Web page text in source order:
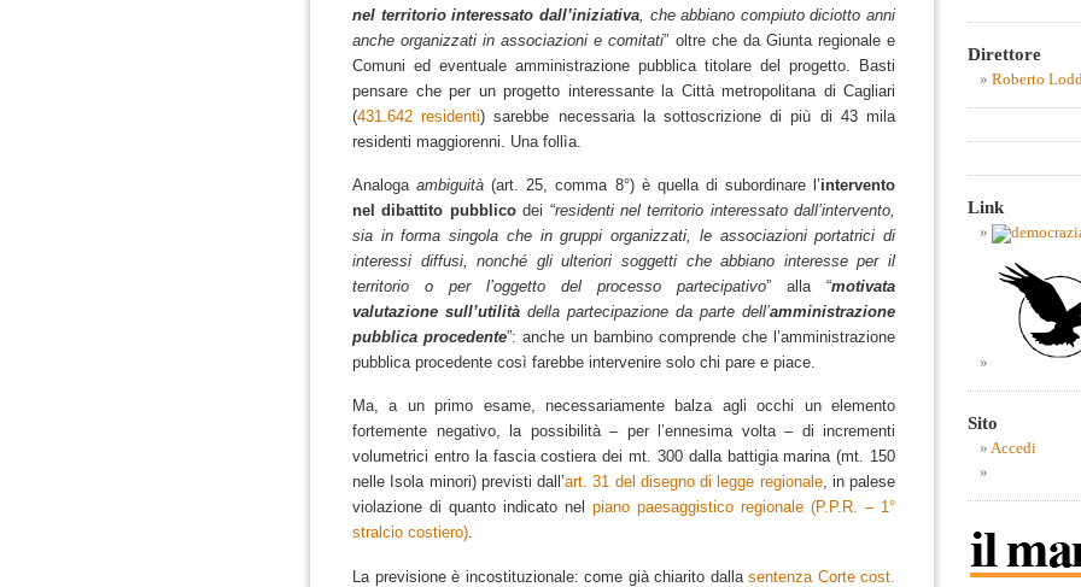
nel territorio interessato dall’iniziativa, che abbiano compiuto diciotto anni
anche organizzati in associazioni e comitati” oltre che da Giunta regionale e
Comuni ed eventuale amministrazione pubblica titolare del progetto. Basti
pensare che per un progetto interessante la Città metropolitana di Cagliari
(431.642 residenti) sarebbe necessaria la sottoscrizione di più di 43 mila
residenti maggiorenni. Una follìa.
Analogaambiguità (art. 25, comma 8°) è quella di subordinare l’intervento
nel dibattito pubblicodei “residenti nel territorio interessato dall’intervento,
sia in forma singola che in gruppi organizzati, le associazioni portatrici di
interessi diffusi, nonché gli ulteriori soggetti che abbiano interesse per il
territorio o per l’oggetto del processo partecipativo” alla “motivata
valutazione sull’utilità della partecipazione da parte dell’amministrazione
pubblica procedente”: anche un bambino comprende che l’amministrazione
pubblica procedente così farebbe intervenire solo chi pare e piace.
Ma, a un primo esame, necessariamente balza agli occhi un elemento
fortemente negativo, la possibilità – per l’ennesima volta – di incrementi
volumetrici entro la fascia costiera dei mt. 300 dalla battigia marina (mt. 150
nelle Isola minori) previsti dall’art. 31 del disegno di legge regionale, in palese
violazione di quanto indicato nel piano paesaggistico regionale (P.P.R. – 1°
stralcio costiero).
La previsione è incostituzionale: come già chiarito dalla sentenza Corte cost.
Direttore
Roberto
Link
Sito
Accedi